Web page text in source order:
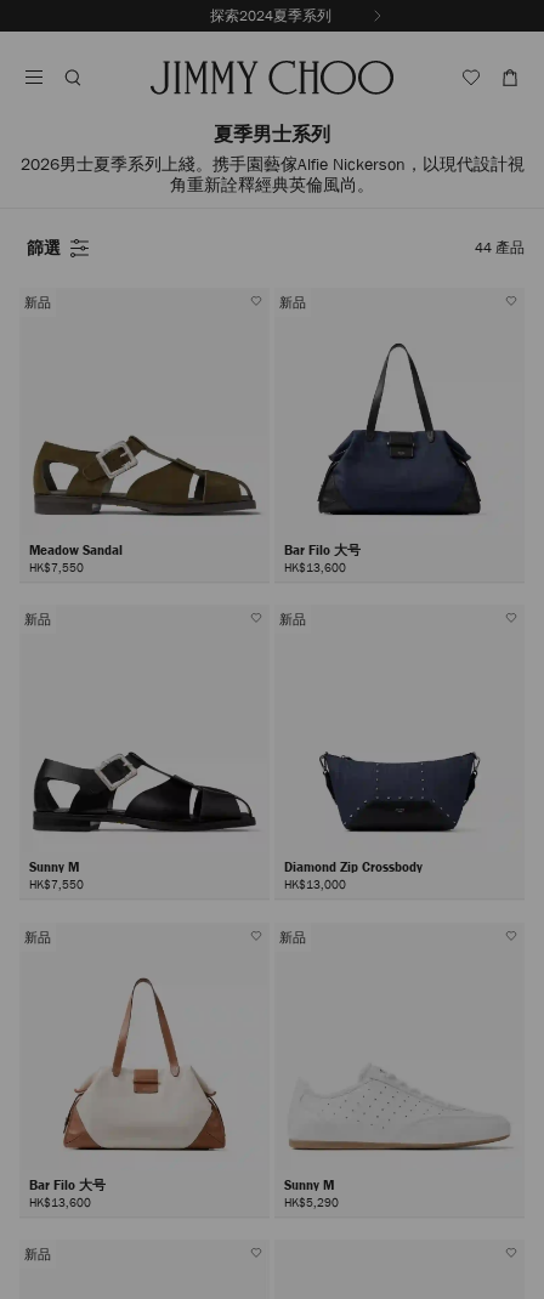
至
張
投
探索2024夏季系列
探索 Jimmy Choo / Malbon
夏季男士系列
2026男士夏季系列上綫。携手園藝傢Alfie Nickerson，以現代設計視
角重新詮釋經典英倫風尚。
篩選 44 產品
新品
Meadow Sandal
HK$7,550
新品
Bar Filo 大号
HK$13,600
新品
Sunny M
HK$7,550
新品
Diamond Zip Crossbody
HK$13,000
新品
Bar Filo 大号
HK$13,600
新品
Sunny M
HK$5,290
新品